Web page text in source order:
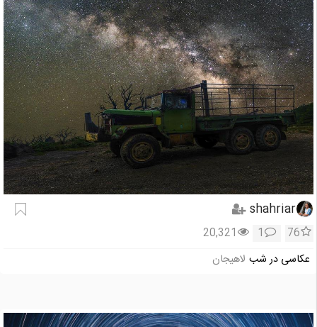
shahriar
76
1
20,321
عکاسی در شب لاهیجان